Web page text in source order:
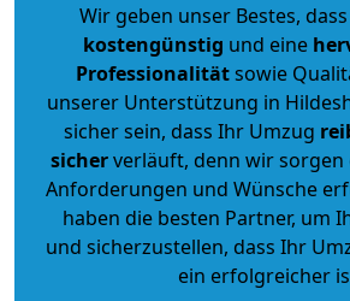
Wir geben unser Bestes,
kostengünstig und eine
Professionalitätsowie
unserer Unterstützung in
sicher sein, dass Ihr Umzug
sicherverläuft, denn wir sorgen
Anforderungen und Wünsche
haben die besten Partner, um
und sicherzustellen, dass Ihr
ein erfolgreicher